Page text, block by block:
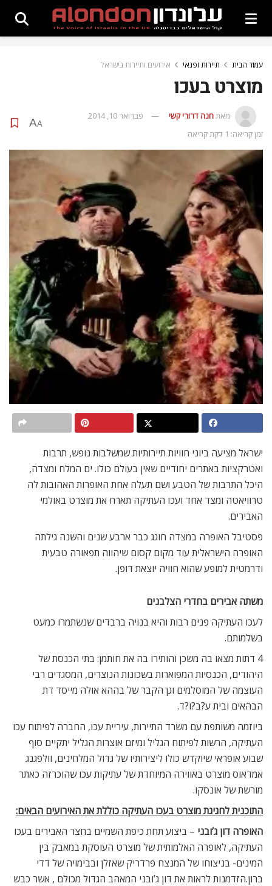
עמוד הבית תיירות ופנאי אירועים ותיירות בישראל
מוצרט בעכו
מאתחנה דרורי קשי
פברואר 10, 2014
זמן קריאה: 1 דקת קריאה
A
A
ישראל מציעה ביוני חוויות תיירותיות שמשלבות נופש, תרבות
ואטרקציות באתרים יחודיים שאין בעולם כולו. ים המלח ומצדה,
היכל התרבות של הטבע ושם תעלה אחת האופרות האהובות לה
טרוויאטה ומצד אחד ועכו העתיקה תארח את מוצרט באולמי
האבירים.
פסטיבל האופרה במצדה חוגג כבר ארבע שנים והשנה גילתה
האופרה הישראלית עוד מקום קסום שיהווה תפאורה טבעית
ודרמטית למופע שהוא חוויה יוצאת דופן.
משתה אבירים בחדרי הצלבנים
לעכו העתיקה פנים רבות והיא בנויה ברבדים שנשתמרו כמעט
בשלמותם.
4 דתות מצאו בה משכן והותירו בה את חותמן: בתי הכנסת של
היהודים, הכנסיות המפוארות בשכונות הנוצרים, המסגדים רבי
העוצמה של המוסלמים וגן הקבר של בההא אולה מייסד דת
הבהאים ובית ע?ב?ו?ד.
ביוזמה משותפת עם משרד התיירות, עיריית עכו, החברה לפיתוח עכו
העתיקה, הרשות לפיתוח הגליל ומיזם אוצרות הגליל יתקיים סוף
שבוע אופראי שיוקדש כולו ליצירותיו של גדול המלחינים, וולפגנג
אמדאוס מוצרט באווירה המיוחדת של עתיקות עכו שהוכרזה כאתר
מורשת של אונסקו.
התוכנית לחגיגת מוצרט בעכו העתיקה כוללת את האירועים הבאים:
האופרה דון ג’ובני – ביצוע תחת כיפת השמיים בחצר האבירים בעכו
העתיקה, לאופרה האלמותית של מוצרט העוסקת במאבק בין
המינים- בניצוחו של המנצח פרדריק שאזלן ובבימויה של דדי
ברון.הזדמנות לראות את דון ג’ובני המאהב הגדול מכולם , אשר כבש